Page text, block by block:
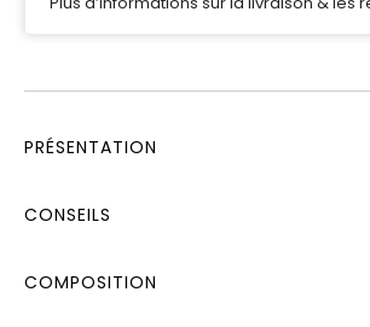
PRÉSENTATION
CONSEILS
COMPOSITION